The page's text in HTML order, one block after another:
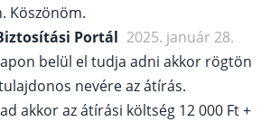
Köszönöm.
Portál 2025. január 28.
belül el tudja adni akkor rögtön
nevére az átírás.
akkor az átírási költség 12 000 Ft +